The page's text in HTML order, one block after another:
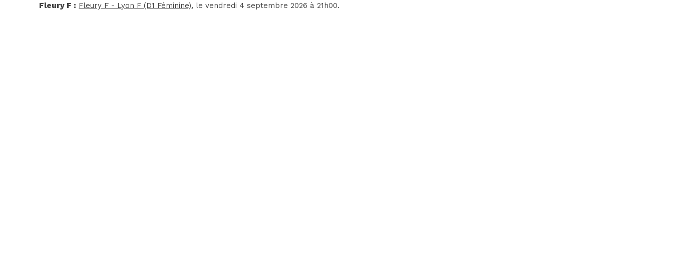
Fleury F : Fleury F - Lyon F (D1 Féminine), le vendredi 4 septembre 2026 à 21h00.